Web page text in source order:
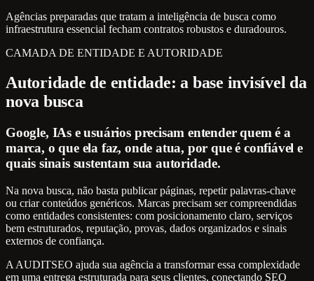
Agências preparadas que tratam a inteligência de busca como
infraestrutura essencial fecham contratos robustos e duradouros.
CAMADA DE ENTIDADE E AUTORIDADE
Autoridade de entidade: a base invisível da
nova busca
Google, IAs e usuários precisam entender quem é a
marca, o que ela faz, onde atua, por que é confiável e
quais sinais sustentam sua autoridade.
Na nova busca, não basta publicar páginas, repetir palavras-chave
ou criar conteúdos genéricos. Marcas precisam ser compreendidas
como entidades consistentes: com posicionamento claro, serviços
bem estruturados, reputação, provas, dados organizados e sinais
externos de confiança.
A AUDITSEO ajuda sua agência a transformar essa complexidade
em uma entrega estruturada para seus clientes, conectando SEO